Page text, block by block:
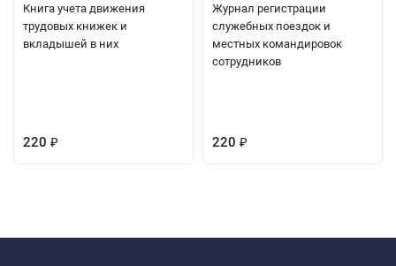
Книга учета движения
трудовых книжек и
вкладышей в них
220 ₽
Журнал регистрации
служебных поездок и
местных командировок
сотрудников
220 ₽